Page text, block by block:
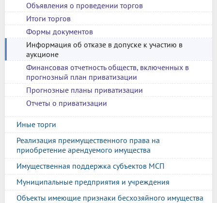
Объявления о проведении торгов
Итоги торгов
Формы документов
Информация об отказе в допуске к участию в
аукционе
Финансовая отчетность обществ, включенных в
прогнозный план приватизации
Прогнозные планы приватизации
Отчеты о приватизации
Иные торги
Реализация преимущественного права на
приобретение арендуемого имущества
Имущественная поддержка субъектов МСП
Муниципальные предприятия и учреждения
Объекты имеющие признаки бесхозяйного имущества